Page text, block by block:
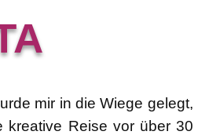
mir in die Wiege gelegt,
kreative Reise vor über 30